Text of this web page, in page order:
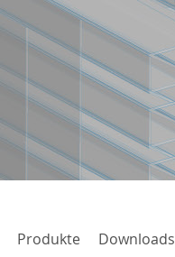
Produkte Downloads